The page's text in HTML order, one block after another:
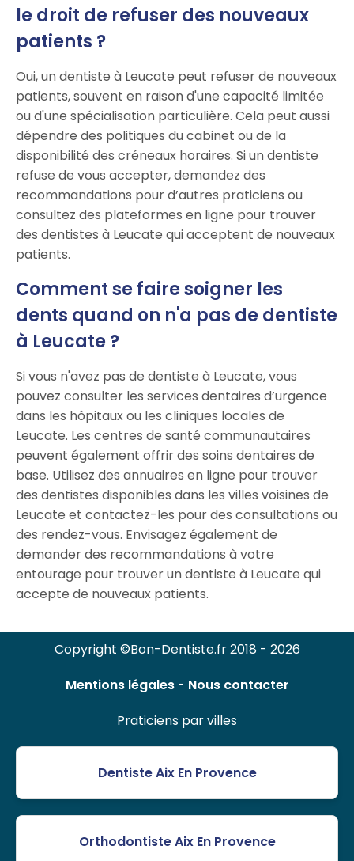
le droit de refuser des nouveaux
patients ?
Oui, un dentiste à Leucate peut refuser de nouveaux
patients, souvent en raison d'une capacité limitée
ou d'une spécialisation particulière. Cela peut aussi
dépendre des politiques du cabinet ou de la
disponibilité des créneaux horaires. Si un dentiste
refuse de vous accepter, demandez des
recommandations pour d’autres praticiens ou
consultez des plateformes en ligne pour trouver
des dentistes à Leucate qui acceptent de nouveaux
patients.
Comment se faire soigner les
dents quand on n'a pas de dentiste
à Leucate ?
Si vous n'avez pas de dentiste à Leucate, vous
pouvez consulter les services dentaires d’urgence
dans les hôpitaux ou les cliniques locales de
Leucate. Les centres de santé communautaires
peuvent également offrir des soins dentaires de
base. Utilisez des annuaires en ligne pour trouver
des dentistes disponibles dans les villes voisines de
Leucate et contactez-les pour des consultations ou
des rendez-vous. Envisagez également de
demander des recommandations à votre
entourage pour trouver un dentiste à Leucate qui
accepte de nouveaux patients.
Copyright ©Bon-Dentiste.fr 2018 - 2026
Mentions légales- Nous contacter
Praticiens par villes
Dentiste Aix En Provence
Orthodontiste Aix En Provence